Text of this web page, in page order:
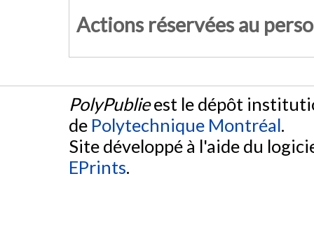
Actions réservées au
PolyPublieest le dépôt
de Polytechnique Montréal.
Site développé à l'aide du
EPrints.